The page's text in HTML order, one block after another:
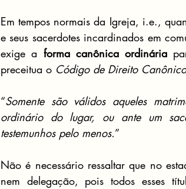
Em tempos normais da Igreja, i.e.,
e seus sacerdotes incardinados em
exige a forma canônica ordinária
preceitua o Código de Direito Canônico
“Somente são válidos aqueles
ordinário do lugar, ou ante um
testemunhos pelo menos.”
Não é necessário ressaltar que no
nem delegação, pois todos esses